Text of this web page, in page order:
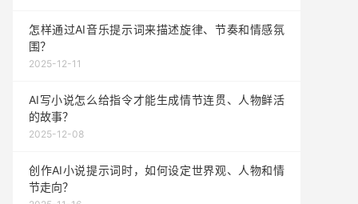
怎样通过AI音乐提示词来描述旋律、节奏和情感氛
围？
2025-12-11
AI写小说怎么给指令才能生成情节连贯、人物鲜活
的故事？
2025-12-08
创作AI小说提示词时，如何设定世界观、人物和情
节走向？